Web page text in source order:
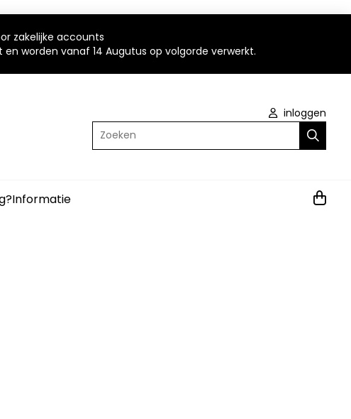
zakelijke accounts
worden vanaf 14 Augutus op volgorde verwerkt.
inloggen
Zoeken
Informatie